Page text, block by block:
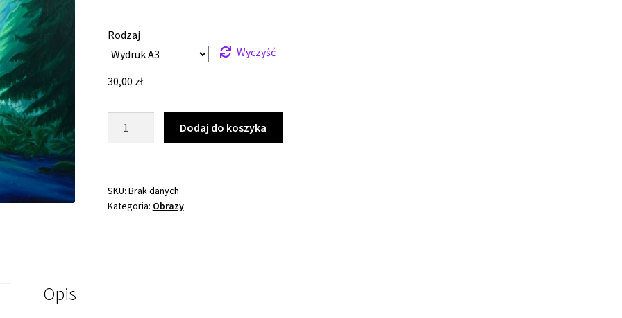
30,00 zł
Rodzaj
Wyczyść
30,00 zł
Dodaj do koszyka
SKU: Brak danych
Kategoria: Obrazy
Opis